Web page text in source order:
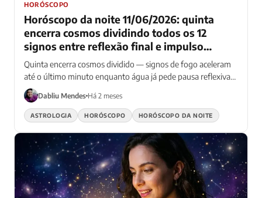
HORÓSCOPO
Horóscopo da noite 11/06/2026: quinta
encerra cosmos dividindo todos os 12
signos entre reflexão final e impulso
noturno
Quinta encerra cosmos dividido — signos de fogo aceleram
até o último minuto enquanto água já pede pausa reflexiva
total
Dabliu Mendes Há 2 meses
ASTROLOGIA HORÓSCOPO HORÓSCOPO DA NOITE